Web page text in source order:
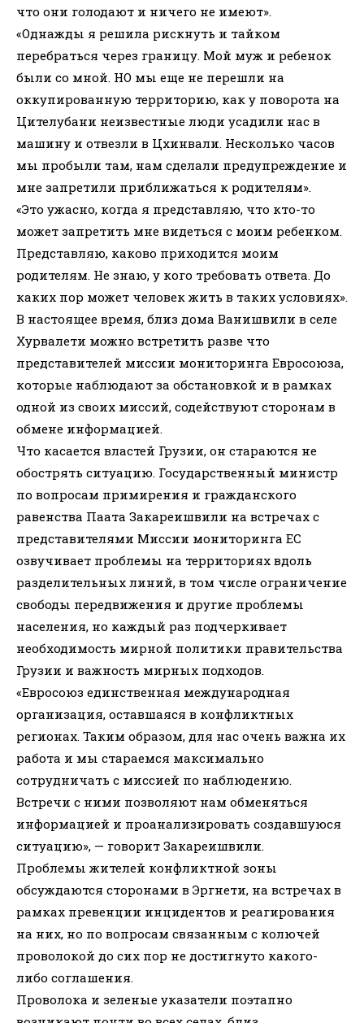
что они голодают и ничего не имеют».
«Однажды я решила рискнуть и тайком
перебраться через границу. Мой муж и ребенок
были со мной. НО мы еще не перешли на
оккупированную территорию, как у поворота на
Цителубани неизвестные люди усадили нас в
машину и отвезли в Цхинвали. Несколько часов
мы пробыли там, нам сделали предупреждение и
мне запретили приближаться к родителям».
«Это ужасно, когда я представляю, что кто-то
может запретить мне видеться с моим ребенком.
Представляю, каково приходится моим
родителям. Не знаю, у кого требовать ответа. До
каких пор может человек жить в таких условиях».
В настоящее время, близ дома Ванишвили в селе
Хурвалети можно встретить разве что
представителей миссии мониторинга Евросоюза,
которые наблюдают за обстановкой и в рамках
одной из своих миссий, содействуют сторонам в
обмене информацией.
Что касается властей Грузии, он стараются не
обострять ситуацию. Государственный министр
по вопросам примирения и гражданского
равенства Паата Закареишвили на встречах с
представителями Миссии мониторинга ЕС
озвучивает проблемы на территориях вдоль
разделительных линий, в том числе ограничение
свободы передвижения и другие проблемы
населения, но каждый раз подчеркивает
необходимость мирной политики правительства
Грузии и важность мирных подходов.
«Евросоюз единственная международная
организация, оставшаяся в конфликтных
регионах. Таким образом, для нас очень важна их
работа и мы стараемся максимально
сотрудничать с миссией по наблюдению.
Встречи с ними позволяют нам обменяться
информацией и проанализировать создавшуюся
ситуацию», — говорит Закареишвили.
Проблемы жителей конфликтной зоны
обсуждаются сторонами в Эргнети, на встречах в
рамках превенции инцидентов и реагирования
на них, но по вопросам связанным с колючей
проволокой до сих пор не достигнуто какого-
либо соглашения.
Проволока и зеленые указатели поэтапно